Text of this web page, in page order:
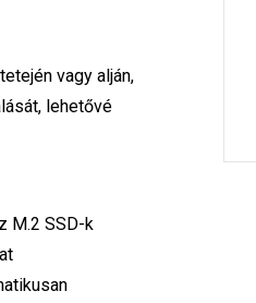
vagy alján,
lehetővé
M.2 SSD-k